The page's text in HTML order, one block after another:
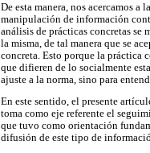
De esta manera, nos acercamos
manipulación de información
análisis de prácticas concretas
la misma, de tal manera que se
concreta. Esto porque la práctica
que difieren de lo socialmente
ajuste a la norma, sino para
En este sentido, el presente
toma como eje referente el
que tuvo como orientación
difusión de este tipo de